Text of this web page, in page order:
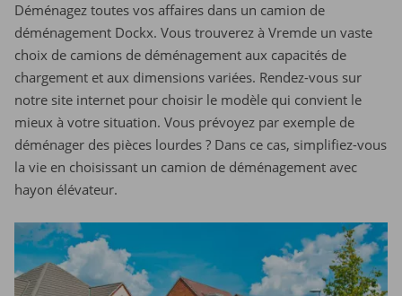
Déménagez toutes vos affaires dans un camion de
déménagement Dockx. Vous trouverez à Vremde un vaste
choix de camions de déménagement aux capacités de
chargement et aux dimensions variées. Rendez-vous sur
notre site internet pour choisir le modèle qui convient le
mieux à votre situation. Vous prévoyez par exemple de
déménager des pièces lourdes ? Dans ce cas, simplifiez-vous
la vie en choisissant un camion de déménagement avec
hayon élévateur.